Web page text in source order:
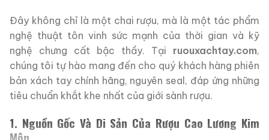
Đây không chỉ là một chai rượu, mà là một tác phẩm
nghệ thuật tôn vinh sức mạnh của thời gian và kỹ
nghệ chưng cất bậc thầy. Tại ruouxachtay.com,
chúng tôi tự hào mang đến cho quý khách hàng phiên
bản xách tay chính hãng, nguyên seal, đáp ứng những
tiêu chuẩn khắt khe nhất của giới sành rượu.
1. Nguồn Gốc Và Di Sản Của Rượu Cao Lương Kim